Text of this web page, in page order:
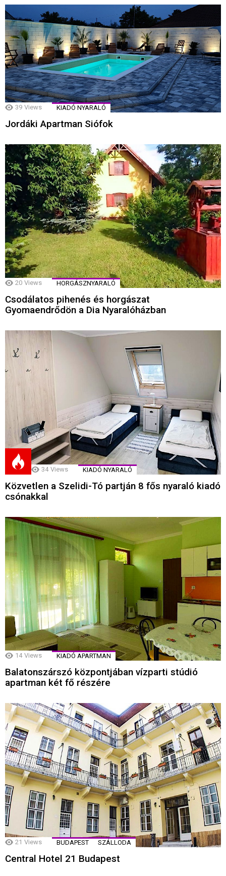
39 Views KIADÓ NYARALÓ
Jordáki Apartman Siófok
20 Views HORGÁSZNYARALÓ
Csodálatos pihenés és horgászat
Gyomaendrődön a Dia Nyaralóházban
34 Views KIADÓ NYARALÓ
Közvetlen a Szelidi-Tó partján 8 fős nyaraló kiadó
csónakkal
14 Views KIADÓ APARTMAN
Balatonszárszó központjában vízparti stúdió
apartman két fő részére
21 Views BUDAPEST SZÁLLODA
Central Hotel 21 Budapest